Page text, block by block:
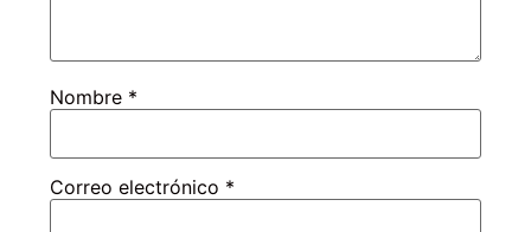
Nombre *
Correo electrónico *